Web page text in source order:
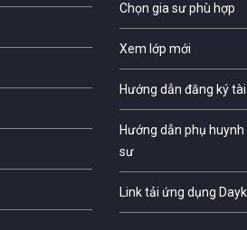
Chọn gia sư phù hợp
Xem lớp mới
Hướng dẫn đăng ký
Hướng dẫn phụ
sư
Link tải ứng dụng